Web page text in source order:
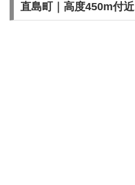
直島町｜高度450m付近